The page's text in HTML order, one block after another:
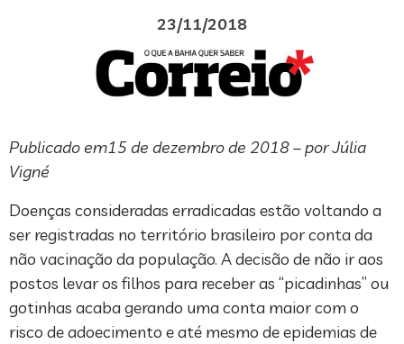
23/11/2018
Publicado em15 de dezembro de 2018 – por Júlia
Vigné
Doenças consideradas erradicadas estão voltando a
ser registradas no território brasileiro por conta da
não vacinação da população. A decisão de não ir aos
postos levar os filhos para receber as “picadinhas” ou
gotinhas acaba gerando uma conta maior com o
risco de adoecimento e até mesmo de epidemias de